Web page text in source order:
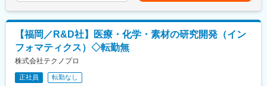
変更の範囲：会社の定める業務
・NGSを用いた遺伝子解析法開発
・健康予測情報サービス事業に関するインフォマティクス
・材料開発における最適な合成ルート、触媒探索
＜1800種類以上の研修プログラム＞
【福岡／R&D社】医療・化学・素材の研究開発（イン
フォマティクス）◇転勤無
株式会社テクノプロ
正社員 転勤なし